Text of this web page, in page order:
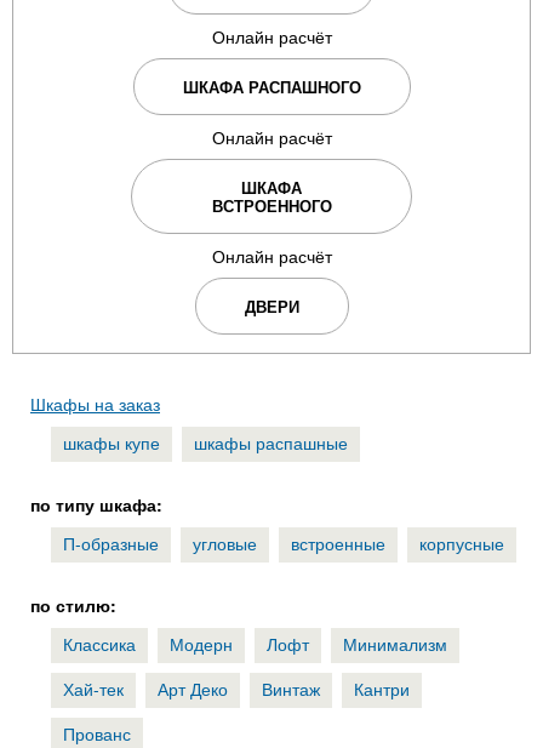
Онлайн расчёт
ШКАФА РАСПАШНОГО
Онлайн расчёт
ШКАФА
ВСТРОЕННОГО
Онлайн расчёт
ДВЕРИ
Шкафы на заказ
шкафы купе
шкафы распашные
по типу шкафа:
П-образные
угловые встроенные корпусные
по стилю:
Классика
Модерн Лофт
Минимализм
Хай-тек
Арт Деко Винтаж
Кантри
Прованс